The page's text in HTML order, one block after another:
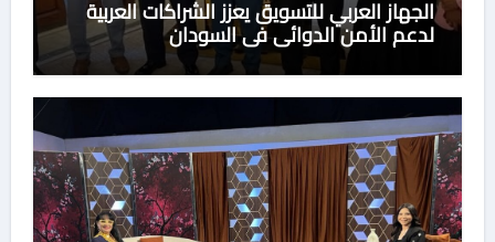
الجهاز العربي للتسويق يعزز الشراكات العربية
لدعم الأمن الدوائي في السودان